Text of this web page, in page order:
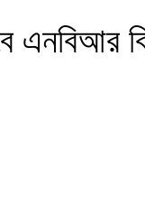
এনবিআর